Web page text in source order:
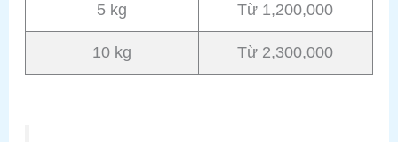
5 kg Từ 1,200,000
10 kg Từ 2,300,000